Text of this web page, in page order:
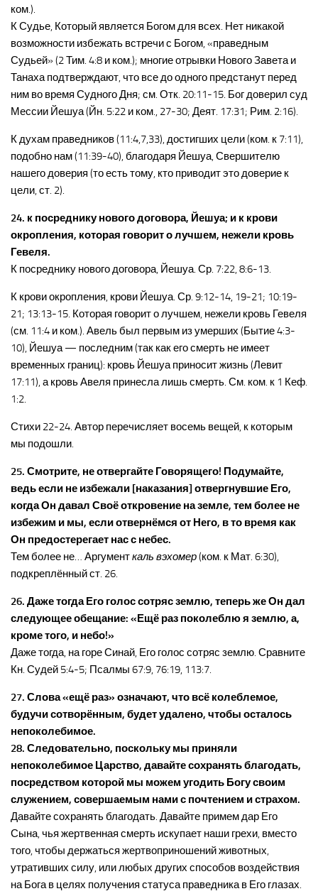
ком.).
К Судье, Который является Богом для всех. Нет никакой
возможности избежать встречи с Богом, «праведным
Судьей» (2 Тим. 4:8 и ком.); многие отрывки Нового Завета и
Танаха подтверждают, что все до одного предстанут перед
ним во время Судного Дня; см. Отк. 20:11-15. Бог доверил суд
Мессии Йешуа (Йн. 5:22 и ком., 27-30; Деят. 17:31; Рим. 2:16).
К духам праведников (11:4,7,33), достигших цели (ком. к 7:11),
подобно нам (11:39-40), благодаря Йешуа, Свершителю
нашего доверия (то есть тому, кто приводит это доверие к
цели, ст. 2).
24. к посреднику нового договора, Йешуа; и к крови
окропления, которая говорит о лучшем, нежели кровь
Гевеля.
К посреднику нового договора, Йешуа. Ср. 7:22, 8:6-13.
К крови окропления, крови Йешуа. Ср. 9:12-14, 19-21; 10:19-
21; 13:13-15. Которая говорит о лучшем, нежели кровь Гевеля
(см. 11:4 и ком.). Авель был первым из умерших (Бытие 4:3-
10), Йешуа — последним (так как его смерть не имеет
временных границ): кровь Йешуа приносит жизнь (Левит
17:11), а кровь Авеля принесла лишь смерть. См. ком. к 1 Кеф.
1:2.
Стихи 22-24. Автор перечисляет восемь вещей, к которым
мы подошли.
25. Смотрите, не отвергайте Говорящего! Подумайте,
ведь если не избежали [наказания] отвергнувшие Его,
когда Он давал Своё откровение на земле, тем более не
избежим и мы, если отвернёмся от Него, в то время как
Он предостерегает нас с небес.
Тем более не… Аргументкаль вэхомер(ком. к Мат. 6:30),
подкреплённый ст. 26.
26. Даже тогда Его голос сотряс землю, теперь же Он дал
следующее обещание: «Ещё раз поколеблю я землю, а,
кроме того, и небо!»
Даже тогда, на горе Синай, Его голос сотряс землю. Сравните
Кн. Судей 5:4-5; Псалмы 67:9, 76:19, 113:7.
27. Слова «ещё раз» означают, что всё колеблемое,
будучи сотворённым, будет удалено, чтобы осталось
непоколебимое.
28. Следовательно, поскольку мы приняли
непоколебимое Царство, давайте сохранять благодать,
посредством которой мы можем угодить Богу своим
служением, совершаемым нами с почтением и страхом.
Давайте сохранять благодать. Давайте примем дар Его
Сына, чья жертвенная смерть искупает наши грехи, вместо
того, чтобы держаться жертвоприношений животных,
утративших силу, или любых других способов воздействия
на Бога в целях получения статуса праведника в Его глазах.